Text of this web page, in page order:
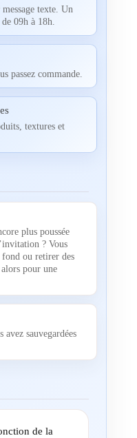
texte. Un
09h à 18h.
passez commande.
textures et
plus poussée
? Vous
fond ou retirer des
pour une
sauvegardées
de la